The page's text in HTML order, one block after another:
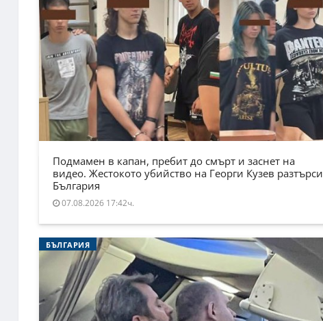
Подмамен в капан, пребит до смърт и заснет на
видео. Жестокото убийство на Георги Кузев разтърси
България
07.08.2026 17:42ч.
БЪЛГАРИЯ